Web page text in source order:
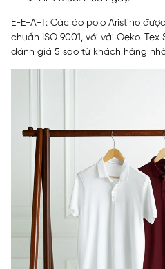
E-E-A-T: Các áo polo Aristino
chuẩn ISO 9001, với vải Oeko-Tex
đánh giá 5 sao từ khách hàng